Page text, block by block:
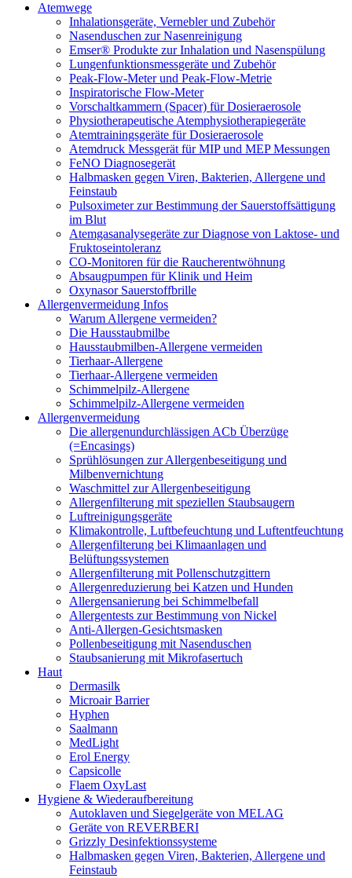
Atemwege
Inhalationsgeräte, Vernebler und Zubehör
Nasenduschen zur Nasenreinigung
Emser® Produkte zur Inhalation und Nasenspülung
Lungenfunktionsmessgeräte und Zubehör
Peak-Flow-Meter und Peak-Flow-Metrie
Inspiratorische Flow-Meter
Vorschaltkammern (Spacer) für Dosieraerosole
Physiotherapeutische Atemphysiotherapiegeräte
Atemtrainingsgeräte für Dosieraerosole
Atemdruck Messgerät für MIP und MEP Messungen
FeNO Diagnosegerät
Halbmasken gegen Viren, Bakterien, Allergene und
Feinstaub
Pulsoximeter zur Bestimmung der Sauerstoffsättigung
im Blut
Atemgasanalysegeräte zur Diagnose von Laktose- und
Fruktoseintoleranz
CO-Monitoren für die Raucherentwöhnung
Absaugpumpen für Klinik und Heim
Oxynasor Sauerstoffbrille
Allergenvermeidung Infos
Warum Allergene vermeiden?
Die Hausstaubmilbe
Hausstaubmilben-Allergene vermeiden
Tierhaar-Allergene
Tierhaar-Allergene vermeiden
Schimmelpilz-Allergene
Schimmelpilz-Allergene vermeiden
Allergenvermeidung
Die allergenundurchlässigen ACb Überzüge
(=Encasings)
Sprühlösungen zur Allergenbeseitigung und
Milbenvernichtung
Waschmittel zur Allergenbeseitigung
Allergenfilterung mit speziellen Staubsaugern
Luftreinigungsgeräte
Klimakontrolle, Luftbefeuchtung und Luftentfeuchtung
Allergenfilterung bei Klimaanlagen und
Belüftungssystemen
Allergenfilterung mit Pollenschutzgittern
Allergenreduzierung bei Katzen und Hunden
Allergensanierung bei Schimmelbefall
Allergentests zur Bestimmung von Nickel
Anti-Allergen-Gesichtsmasken
Pollenbeseitigung mit Nasenduschen
Staubsanierung mit Mikrofasertuch
Haut
Dermasilk
Microair Barrier
Hyphen
Saalmann
MedLight
Erol Energy
Capsicolle
Flaem OxyLast
Hygiene & Wiederaufbereitung
Autoklaven und Siegelgeräte von MELAG
Geräte von REVERBERI
Grizzly Desinfektionssysteme
Halbmasken gegen Viren, Bakterien, Allergene und
Feinstaub